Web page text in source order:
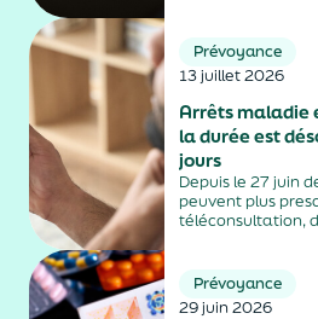
Prévoyance
13 juillet 2026
Arrêts maladie
la durée est
jours
Depuis le 27 juin
peuvent plus
téléconsultation,
sociales et
durcissement plus...
Prévoyance
29 juin 2026